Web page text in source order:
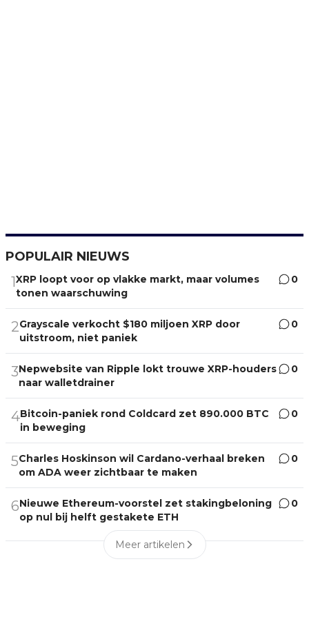
POPULAIR NIEUWS
1XRP loopt voor op vlakke markt, maar volumes
tonen waarschuwing
0
2Grayscale verkocht $180 miljoen XRP door
uitstroom, niet paniek
0
3Nepwebsite van Ripple lokt trouwe XRP-houders
naar walletdrainer
0
4Bitcoin-paniek rond Coldcard zet 890.000 BTC
in beweging
0
5Charles Hoskinson wil Cardano-verhaal breken
om ADA weer zichtbaar te maken
0
6Nieuwe Ethereum-voorstel zet stakingbeloning
op nul bij helft gestakete ETH
0
Meer artikelen